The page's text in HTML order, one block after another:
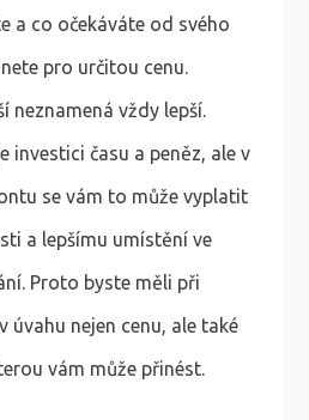
a co očekáváte od svého
pro určitou cenu.
neznamená vždy lepší.
investici času a peněz, ale v
se vám to může vyplatit
a lepšímu umístění ve
Proto byste měli při
úvahu nejen cenu, ale také
vám může přinést.